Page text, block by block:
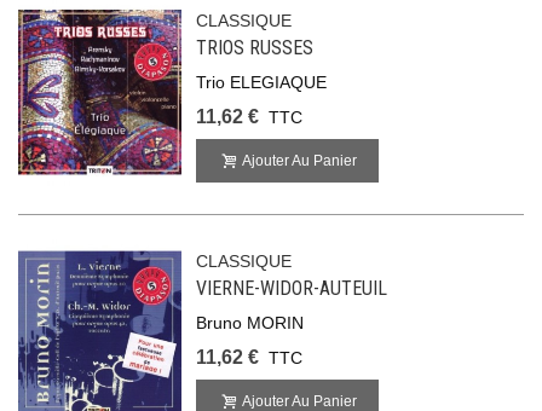
CLASSIQUE
TRIOS RUSSES
Trio ELEGIAQUE
11,62 € TTC
Ajouter Au Panier
CLASSIQUE
VIERNE-WIDOR-AUTEUIL
Bruno MORIN
11,62 € TTC
Ajouter Au Panier